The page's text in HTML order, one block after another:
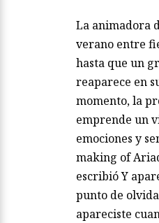
La animadora
verano entre
hasta que un
reaparece en
momento, la
emprende un
emociones y
making of
escribió Y
punto de
apareciste